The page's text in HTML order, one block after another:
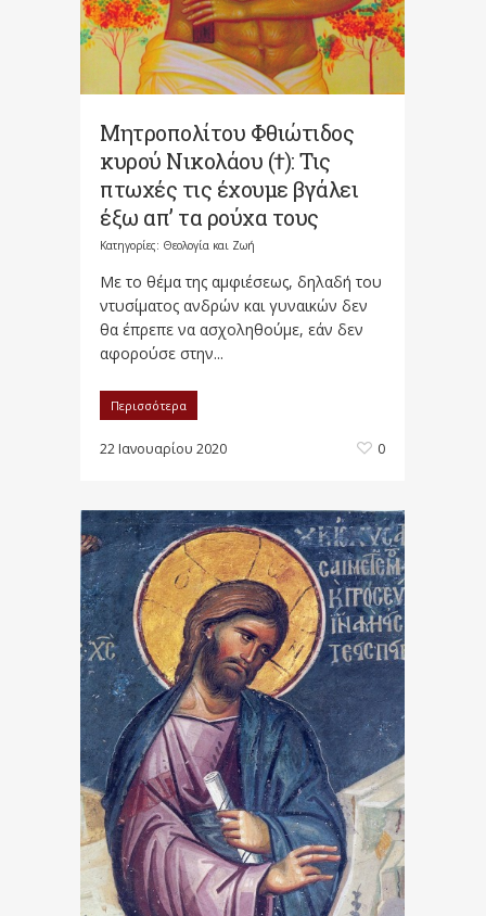
Μητροπολίτου Φθιώτιδος
κυρού Νικολάου (†): Τις
πτωχές τις έχουμε βγάλει
έξω απ’ τα ρούχα τους
Κατηγορίες: Θεολογία και Ζωή
Με το θέμα της αμφιέσεως, δηλαδή του
ντυσίματος ανδρών και γυναικών δεν
θα έπρεπε να ασχοληθούμε, εάν δεν
αφορούσε στην...
Περισσότερα
22 Ιανουαρίου 2020 0